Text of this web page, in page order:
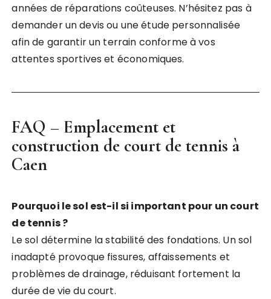
années de réparations coûteuses. N’hésitez pas à
demander un devis ou une étude personnalisée
afin de garantir un terrain conforme à vos
attentes sportives et économiques.
FAQ – Emplacement et
construction de court de tennis à
Caen
Pourquoi le sol est-il si important pour un court
de tennis ?
Le sol détermine la stabilité des fondations. Un sol
inadapté provoque fissures, affaissements et
problèmes de drainage, réduisant fortement la
durée de vie du court.